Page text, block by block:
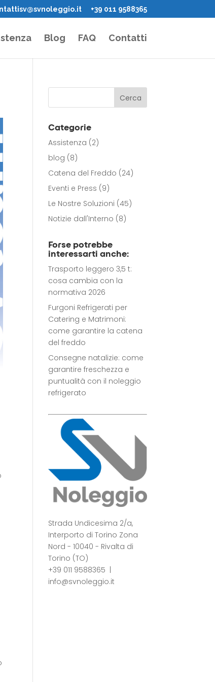
+39 011 9588365
Blog FAQ Contatti
Categorie
Assistenza (2)
blog (8)
Catena del Freddo (24)
Eventi e Press (9)
Le Nostre Soluzioni (45)
Notizie dall'Interno (8)
Forse potrebbe
interessarti anche:
Trasporto leggero 3,5 t:
cosa cambia con la
normativa 2026
Furgoni Refrigerati per
Catering e Matrimoni:
come garantire la catena
del freddo
Consegne natalizie: come
garantire freschezza e
puntualità con il noleggio
refrigerato
Strada Undicesima 2/a,
Interporto di Torino Zona
Nord - 10040 - Rivalta di
Torino (TO)
+39 011 9588365
info@svnoleggio.it